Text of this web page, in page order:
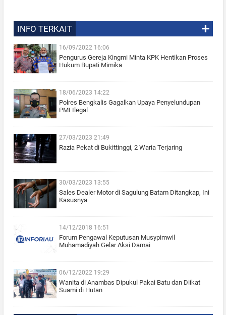
INFO TERKAIT
16/09/2022 16:06
Pengurus Gereja Kingmi Minta KPK Hentikan Proses
Hukum Bupati Mimika
18/06/2023 14:22
Polres Bengkalis Gagalkan Upaya Penyelundupan
PMI Ilegal
27/03/2023 21:49
Razia Pekat di Bukittinggi, 2 Waria Terjaring
30/03/2023 13:55
Sales Dealer Motor di Sagulung Batam Ditangkap, Ini
Kasusnya
14/12/2018 16:51
Forum Pengawal Keputusan Musypimwil
Muhamadiyah Gelar Aksi Damai
06/12/2022 19:29
Wanita di Anambas Dipukul Pakai Batu dan Diikat
Suami di Hutan